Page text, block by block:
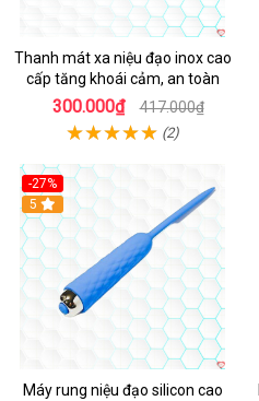
Thanh mát xa niệu đạo inox cao
cấp tăng khoái cảm, an toàn
300.000₫ 417.000₫
(2)
-27%
Hot
5
Máy rung niệu đạo silicon cao